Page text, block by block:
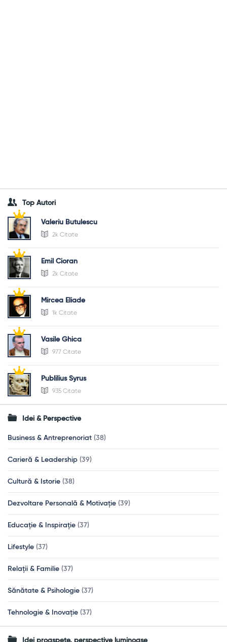
Top Autori
Valeriu Butulescu
2k Citate
Emil Cioran
2k Citate
Mircea Eliade
1k Citate
Vasile Ghica
977 Citate
Publilius Syrus
935 Citate
Idei & Perspective
Business & Antreprenoriat (38)
Carieră & Leadership (39)
Cultură & Istorie (38)
Dezvoltare Personală & Motivație (39)
Educație & Inspirație (37)
Lifestyle (37)
Relații & Familie (37)
Sănătate & Psihologie (37)
Tehnologie & Inovație (37)
Idei proaspete, perspective luminoase